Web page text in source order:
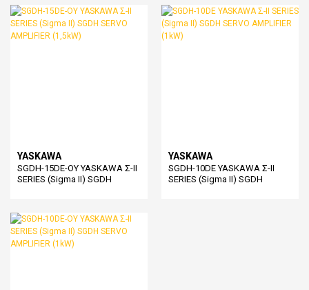
YASKAWA
SGDH-15DE-OY YASKAWA Σ-II
SERIES (Sigma II) SGDH
YASKAWA
SGDH-10DE YASKAWA Σ-II
SERIES (Sigma II) SGDH